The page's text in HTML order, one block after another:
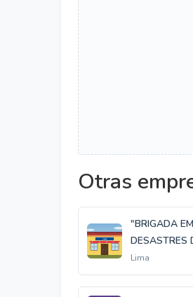
Otras
"BRIGADA
DESASTRES
Lima